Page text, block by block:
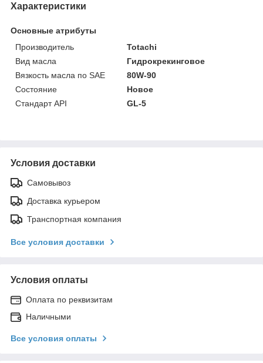
Характеристики
Основные атрибуты
Производитель
Totachi
Вид масла
Гидрокрекинговое
Вязкость масла по SAE
80W-90
Состояние
Новое
Стандарт API
GL-5
Условия доставки
Самовывоз
Доставка курьером
Транспортная компания
Все условия доставки
Условия оплаты
Оплата по реквизитам
Наличными
Все условия оплаты